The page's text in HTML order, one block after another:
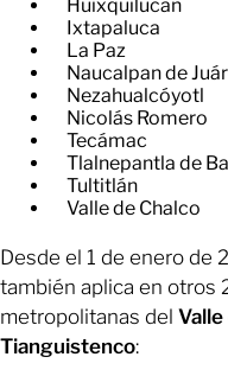
Huixquilucan
Ixtapaluca
La Paz
Naucalpan de
Nezahualcóyotl
Nicolás Romero
Tecámac
Tlalnepantla de
Tultitlán
Valle de Chalco
Desde el 1 de enero de
también aplica en otros
metropolitanas del Valle
Tianguistenco: